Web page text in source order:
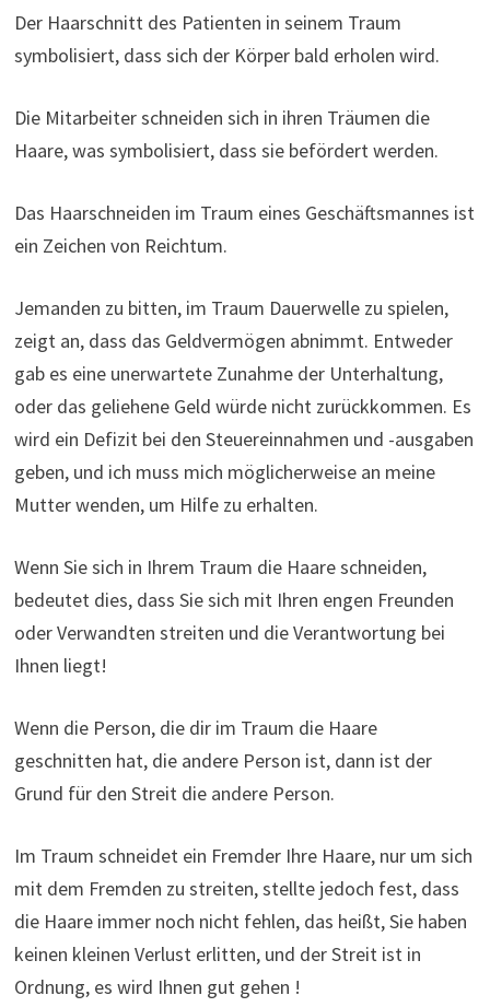
Der Haarschnitt des Patienten in seinem Traum
symbolisiert, dass sich der Körper bald erholen wird.
Die Mitarbeiter schneiden sich in ihren Träumen die
Haare, was symbolisiert, dass sie befördert werden.
Das Haarschneiden im Traum eines Geschäftsmannes ist
ein Zeichen von Reichtum.
Jemanden zu bitten, im Traum Dauerwelle zu spielen,
zeigt an, dass das Geldvermögen abnimmt. Entweder
gab es eine unerwartete Zunahme der Unterhaltung,
oder das geliehene Geld würde nicht zurückkommen. Es
wird ein Defizit bei den Steuereinnahmen und -ausgaben
geben, und ich muss mich möglicherweise an meine
Mutter wenden, um Hilfe zu erhalten.
Wenn Sie sich in Ihrem Traum die Haare schneiden,
bedeutet dies, dass Sie sich mit Ihren engen Freunden
oder Verwandten streiten und die Verantwortung bei
Ihnen liegt!
Wenn die Person, die dir im Traum die Haare
geschnitten hat, die andere Person ist, dann ist der
Grund für den Streit die andere Person.
Im Traum schneidet ein Fremder Ihre Haare, nur um sich
mit dem Fremden zu streiten, stellte jedoch fest, dass
die Haare immer noch nicht fehlen, das heißt, Sie haben
keinen kleinen Verlust erlitten, und der Streit ist in
Ordnung, es wird Ihnen gut gehen !